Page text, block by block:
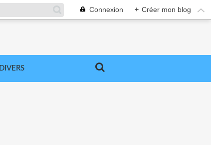
Connexion + Créer mon blog
DIVERS